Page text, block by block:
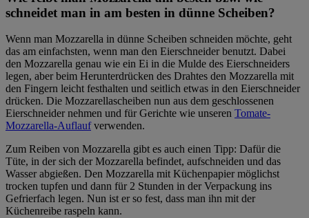
schneidet man in am besten in dünne Scheiben?
Wenn man Mozzarella in dünne Scheiben schneiden möchte, geht
das am einfachsten, wenn man den Eierschneider benutzt. Dabei
den Mozzarella genau wie ein Ei in die Mulde des Eierschneiders
legen, aber beim Herunterdrücken des Drahtes den Mozzarella mit
den Fingern leicht festhalten und seitlich etwas in den Eierschneider
drücken. Die Mozzarellascheiben nun aus dem geschlossenen
Eierschneider nehmen und für Gerichte wie unseren Tomate-
Mozzarella-Auflaufverwenden.
Zum Reiben von Mozzarella gibt es auch einen Tipp: Dafür die
Tüte, in der sich der Mozzarella befindet, aufschneiden und das
Wasser abgießen. Den Mozzarella mit Küchenpapier möglichst
trocken tupfen und dann für 2 Stunden in der Verpackung ins
Gefrierfach legen. Nun ist er so fest, dass man ihn mit der
Küchenreibe raspeln kann.